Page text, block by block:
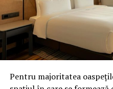
Pentru majoritatea